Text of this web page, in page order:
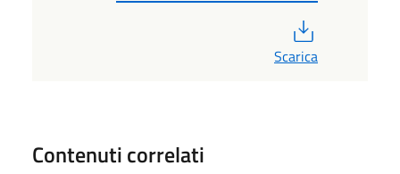
Scarica
Contenuti correlati